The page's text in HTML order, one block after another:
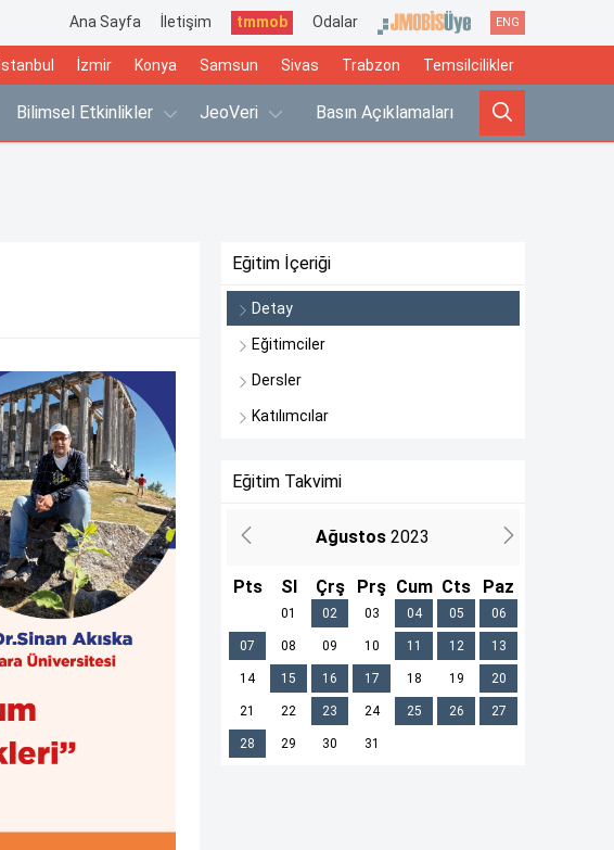
Ana Sayfa İletişim tmmob Odalar ENG
İstanbul İzmir Konya Samsun Sivas Trabzon Temsilcilikler
Bilimsel Etkinlikler Basın Açıklamaları
JeoVeri
Eğitim İçeriği
Detay
Eğitimciler
Dersler
Katılımcılar
Eğitim Takvimi
Ağustos2023
Pts Sl Çrş Prş Cum Cts Paz
01 02 03 04 05 06
07 08 09 10 11 12 13
14 15 16 17 18 19 20
21 22 23 24 25 26 27
28 29 30 31